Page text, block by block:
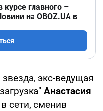
главного –
на OBOZ.UA в
экс-ведущая
Анастасия
сети, сменив